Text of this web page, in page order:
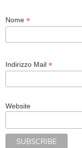
Nome*
Indirizzo Mail*
Website